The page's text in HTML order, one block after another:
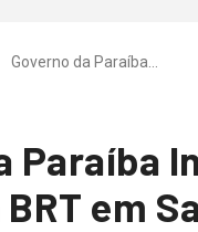
Governo da Paraíba…
Paraíba
em